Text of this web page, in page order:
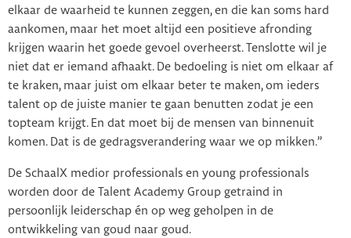
elkaar de waarheid te kunnen zeggen, en die kan soms hard
aankomen, maar het moet altijd een positieve afronding
krijgen waarin het goede gevoel overheerst. Tenslotte wil je
niet dat er iemand afhaakt. De bedoeling is niet om elkaar af
te kraken, maar juist om elkaar beter te maken, om ieders
talent op de juiste manier te gaan benutten zodat je een
topteam krijgt. En dat moet bij de mensen van binnenuit
komen. Dat is de gedragsverandering waar we op mikken.’’
De SchaalX medior professionals en young professionals
worden door de Talent Academy Group getraind in
persoonlijk leiderschap én op weg geholpen in de
ontwikkeling van goud naar goud.